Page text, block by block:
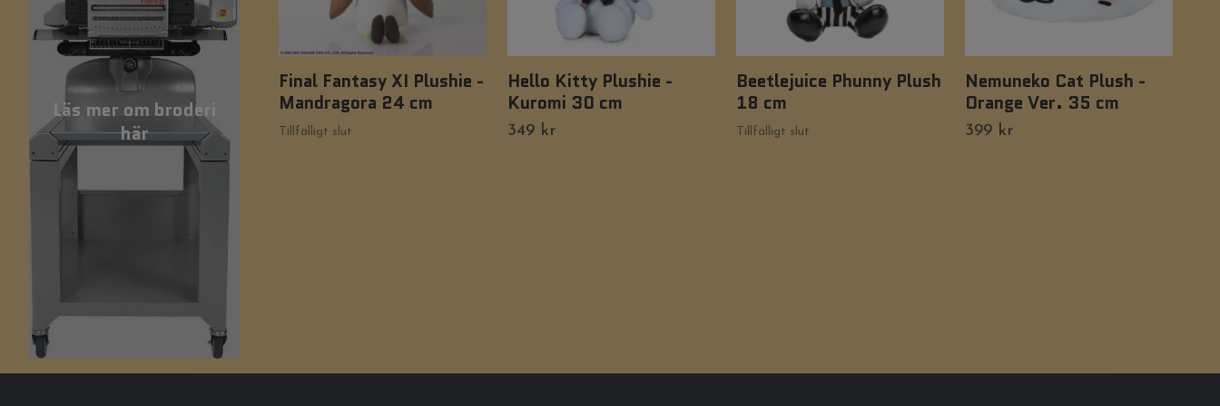
Läs mer om broderi
här
Final Fantasy XI Plushie -
Mandragora 24 cm
Tillfälligt slut
Hello Kitty Plushie -
Kuromi 30 cm
349 kr
Beetlejuice Phunny Plush
18 cm
Tillfälligt slut
Nemuneko Cat Plush -
Orange Ver. 35 cm
399 kr